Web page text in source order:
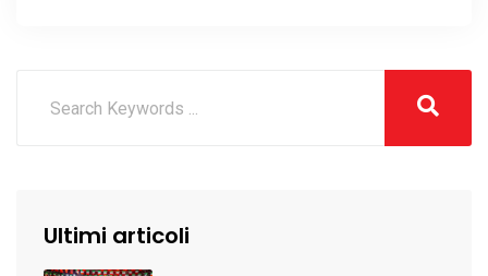
Ultimi articoli